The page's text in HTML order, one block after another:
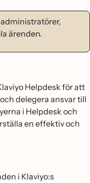
ärenden.
Helpdesk för att
delegera ansvar till
i Helpdesk och
en effektiv och
i Klaviyo:s